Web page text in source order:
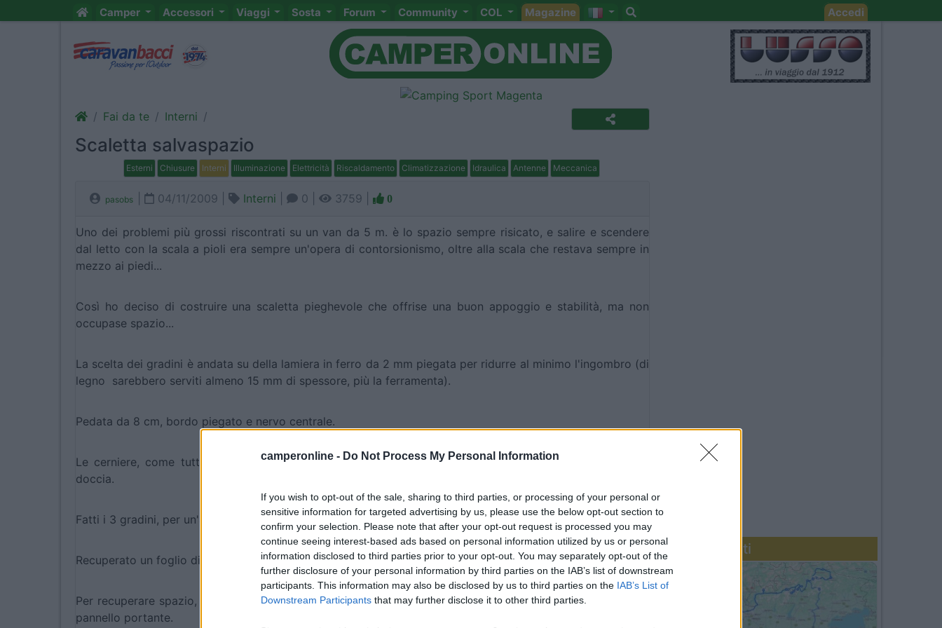
camperonline - Do Not Process My Personal Information
If you wish to opt-out of the sale, sharing to third parties, or processing of your personal or
sensitive information for targeted advertising by us, please use the below opt-out section to
confirm your selection. Please note that after your opt-out request is processed you may
continue seeing interest-based ads based on personal information utilized by us or personal
information disclosed to third parties prior to your opt-out. You may separately opt-out of the
further disclosure of your personal information by third parties on the IAB’s list of downstream
participants. This information may also be disclosed by us to third parties on the IAB’s List of
Downstream Participants that may further disclose it to other third parties.
Camper Accessori Viaggi Sosta Forum Community COL Magazine Accedi
Fai da te Interni
Scaletta salvaspazio
Esterni Chiusure Interni Illuminazione Elettricità Riscaldamento Climatizzazione Idraulica Antenne Meccanica
pasobs 04/11/2009 | Interni 0 | 3759 | 0
Uno dei problemi più grossi riscontrati su un van da 5 m. è lo spazio sempre risicato, e salire e scendere
dal letto con la scala a pioli era sempre un'opera di contorsionismo, oltre alla scala che restava sempre in
mezzo ai piedi...
Così ho deciso di costruire una scaletta pieghevole che offrise una buon appoggio e stabilità, ma non
occupase spazio...
La scelta dei gradini è andata su della lamiera in ferro da 2 mm piegata per ridurre al minimo l'ingombro (di
legno sarebbero serviti almeno 15 mm di spessore, più la ferramenta).
Pedata da 8 cm, bordo piegato e nervo centrale.
Le cerniere, come tutte le viti, sono in inox per evitare future ossidazioni vista la vicinanza del piatto
doccia.
Fatti i 3 gradini, per un'altezza totale della scala di 1 m.
Recuperato un foglio di multistrato da 12 mm nobilitato in pvc in tinta con bordo a contrasto.
Per recuperare spazio, ho preferito rinforzare l'anta del mobiletto al telaio, in modo da evitare un ulteriore
pannello portante.
Diari recenti